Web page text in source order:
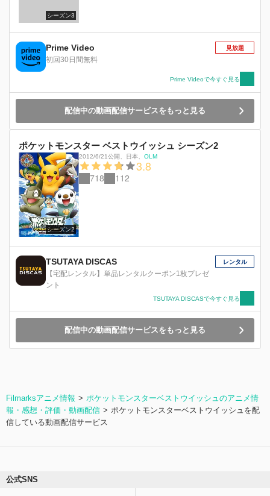
シーズン3
Prime Video
初回30日間無料
見放題
Prime Videoで今すぐ見る
配信中の動画配信サービスをもっと見る
ポケットモンスター ベストウイッシュ シーズン2
シーズン2
2012/6/21公開 日本 OLM
3.8
718 112
TSUTAYA DISCAS
【宅配レンタル】単品レンタルクーポン1枚プレゼ
ント
レンタル
TSUTAYA DISCASで今すぐ見る
配信中の動画配信サービスをもっと見る
Filmarksアニメ情報
ポケットモンスターベストウイッシュのアニメ情
報・感想・評価・動画配信
ポケットモンスターベストウイッシュを配
信している動画配信サービス
公式SNS